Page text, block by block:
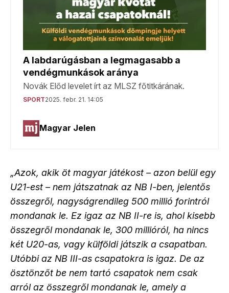
„Azok, akik öt magyar játékost – azon belül egy
U21-est – nem játszatnak az NB I-ben, jelentős
összegről, nagyságrendileg 500 millió forintról
mondanak le. Ez igaz az NB II-re is, ahol kisebb
összegről mondanak le, 300 millióról, ha nincs
két U20-as, vagy külföldi játszik a csapatban.
Utóbbi az NB III-as csapatokra is igaz. De az
ösztönzőt be nem tartó csapatok nem csak
arról az összegről mondanak le, amely a